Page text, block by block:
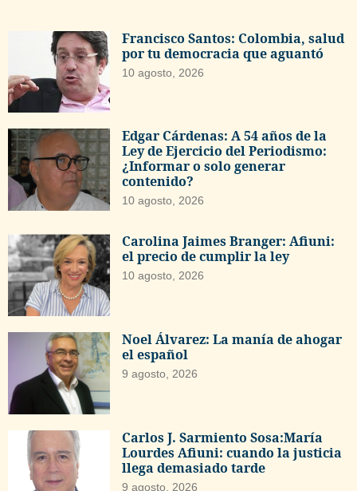
Francisco Santos: Colombia, salud
por tu democracia que aguantó
10 agosto, 2026
Edgar Cárdenas: A 54 años de la
Ley de Ejercicio del Periodismo:
¿Informar o solo generar
contenido?
10 agosto, 2026
Carolina Jaimes Branger: Afiuni:
el precio de cumplir la ley
10 agosto, 2026
Noel Álvarez: La manía de ahogar
el español
9 agosto, 2026
Carlos J. Sarmiento Sosa:María
Lourdes Afiuni: cuando la justicia
llega demasiado tarde
9 agosto, 2026